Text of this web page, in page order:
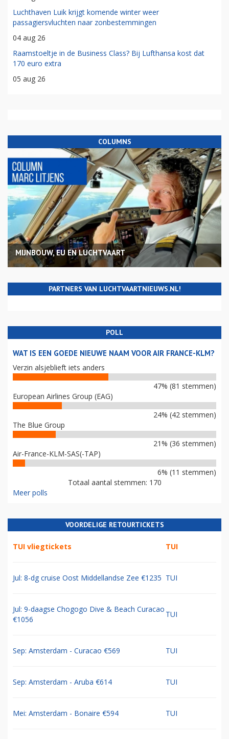
Luchthaven Luik krijgt komende winter weer
passagiersvluchten naar zonbestemmingen
04 aug 26
Raamstoeltje in de Business Class? Bij Lufthansa kost dat
170 euro extra
05 aug 26
COLUMNS
MIJNBOUW, EU EN LUCHTVAART
PARTNERS VAN LUCHTVAARTNIEUWS.NL!
POLL
WAT IS EEN GOEDE NIEUWE NAAM VOOR AIR FRANCE-KLM?
Verzin alsjeblieft iets anders
47% (81 stemmen)
European Airlines Group (EAG)
24% (42 stemmen)
The Blue Group
21% (36 stemmen)
Air-France-KLM-SAS(-TAP)
6% (11 stemmen)
Totaal aantal stemmen: 170
Meer polls
VOORDELIGE RETOURTICKETS
TUI vliegtickets TUI
Jul: 8-dg cruise Oost Middellandse Zee €1235 TUI
Jul: 9-daagse Chogogo Dive & Beach Curacao
€1056
TUI
Sep: Amsterdam - Curacao €569 TUI
Sep: Amsterdam - Aruba €614 TUI
Mei: Amsterdam - Bonaire €594 TUI